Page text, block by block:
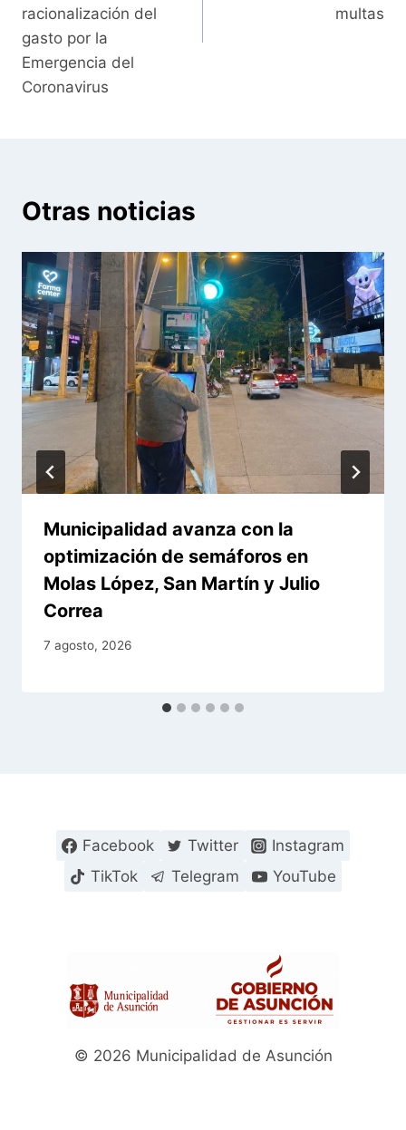
racionalización del
gasto por la
Emergencia del
Coronavirus
multas
Otras noticias
Municipalidad avanza con la
optimización de semáforos en
Molas López, San Martín y Julio
Correa
7 agosto, 2026
Facebook Twitter
Instagram
TikTok
Telegram YouTube
© 2026 Municipalidad de Asunción